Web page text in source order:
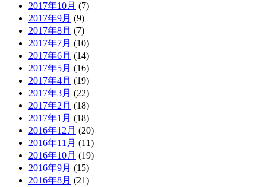
2017年10月 (7)
2017年9月 (9)
2017年8月 (7)
2017年7月 (10)
2017年6月 (14)
2017年5月 (16)
2017年4月 (19)
2017年3月 (22)
2017年2月 (18)
2017年1月 (18)
2016年12月 (20)
2016年11月 (11)
2016年10月 (19)
2016年9月 (15)
2016年8月 (21)